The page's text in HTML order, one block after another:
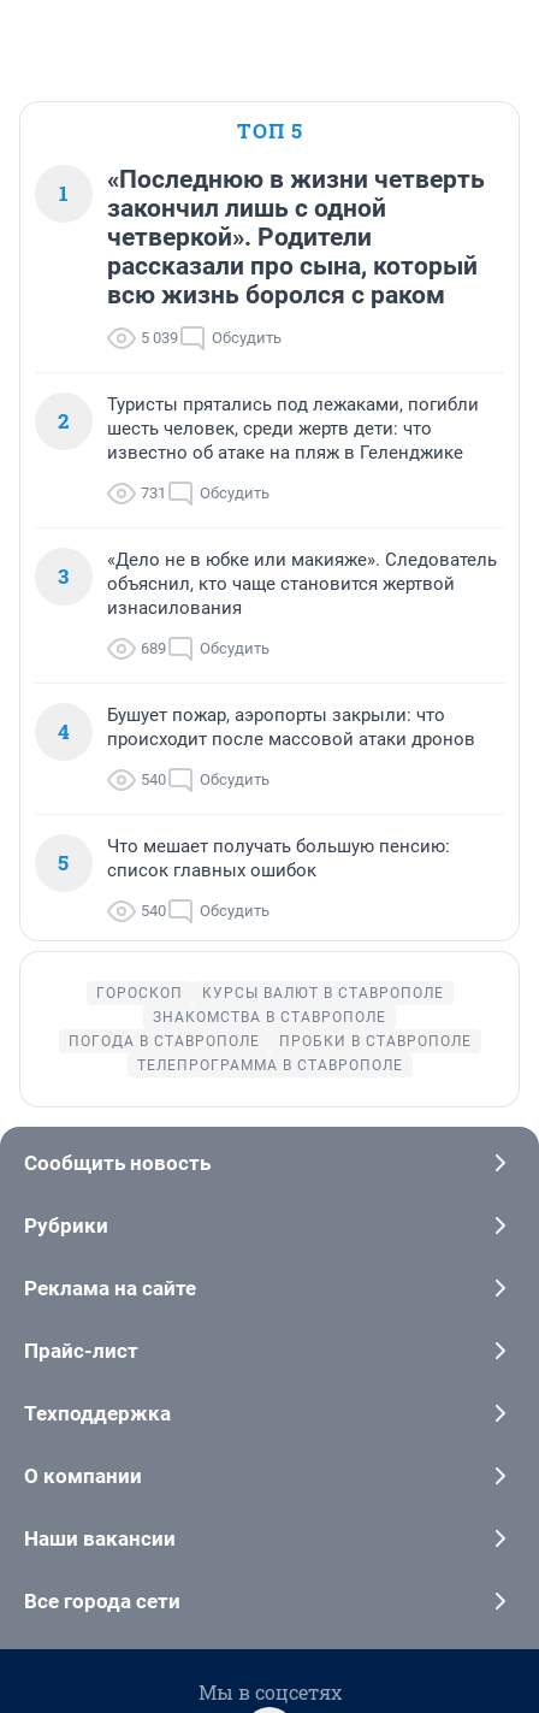
ТОП 5
1
«Последнюю в жизни четверть
закончил лишь с одной
четверкой». Родители
рассказали про сына, который
всю жизнь боролся с раком
5 039 Обсудить
2
Туристы прятались под лежаками, погибли
шесть человек, среди жертв дети: что
известно об атаке на пляж в Геленджике
731 Обсудить
3
«Дело не в юбке или макияже». Следователь
объяснил, кто чаще становится жертвой
изнасилования
689 Обсудить
4
Бушует пожар, аэропорты закрыли: что
происходит после массовой атаки дронов
540 Обсудить
5
Что мешает получать большую пенсию:
список главных ошибок
540 Обсудить
ГОРОСКОП
КУРСЫ ВАЛЮТ В СТАВРОПОЛЕ
ЗНАКОМСТВА В СТАВРОПОЛЕ
ПОГОДА В СТАВРОПОЛЕ
ПРОБКИ В СТАВРОПОЛЕ
ТЕЛЕПРОГРАММА В СТАВРОПОЛЕ
Сообщить новость
Рубрики
Реклама на сайте
Прайс-лист
Техподдержка
О компании
Наши вакансии
Все города сети
Мы в соцсетях